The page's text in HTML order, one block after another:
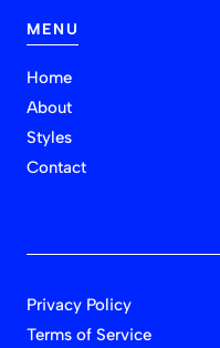
MENU
Home
About
Styles
Contact
Privacy Policy
Terms of Service